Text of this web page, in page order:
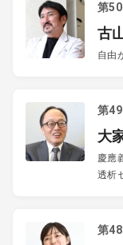
第50
古
自由
第49
大
慶應
透析
第48